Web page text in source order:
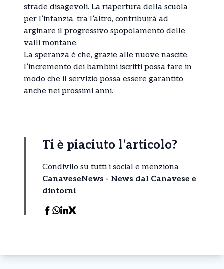
strade disagevoli. La riapertura della scuola
per l’infanzia, tra l’altro, contribuirà ad
arginare il progressivo spopolamento delle
valli montane.
La speranza è che, grazie alle nuove nascite,
l’incremento dei bambini iscritti possa fare in
modo che il servizio possa essere garantito
anche nei prossimi anni.
Ti è piaciuto l’articolo?
Condivilo su tutti i social e menziona
CanaveseNews - News dal Canavese e
dintorni